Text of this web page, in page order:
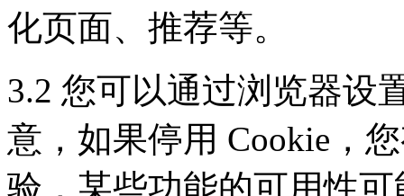
化页面、推荐等。
3.2 您可以通过浏览器设
意，如果停用 Cookie，
验，某些功能的可用性